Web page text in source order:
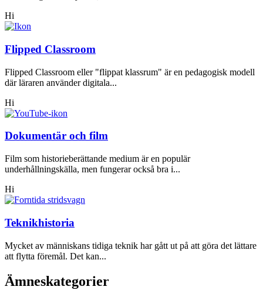
Hi
Flipped Classroom
Flipped Classroom eller "flippat klassrum" är en pedagogisk modell
där läraren använder digitala...
Hi
Dokumentär och film
Film som historieberättande medium är en populär
underhållningskälla, men fungerar också bra i...
Hi
Teknikhistoria
Mycket av människans tidiga teknik har gått ut på att göra det lättare
att flytta föremål. Det kan...
Ämneskategorier